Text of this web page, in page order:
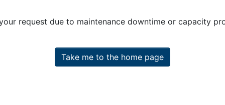
request due to maintenance downtime or capacity
Take me to the home page